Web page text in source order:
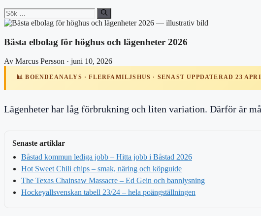
Sök
efter:
Bästa elbolag för höghus och lägenheter 2026
Av Marcus Persson · juni 10, 2026
📊 BOENDEANALYS · FLERFAMILJSHUS · SENAST UPPDATERAD 23
Lägenheter har låg förbrukning och liten variation. Därför är
Senaste artiklar
Båstad kommun lediga jobb – Hitta jobb i Båstad 2026
Hot Sweet Chili chips – smak, näring och köpguide
The Texas Chainsaw Massacre – Ed Gein och bannlysning
Hockeyallsvenskan tabell 23/24 – hela poängställningen